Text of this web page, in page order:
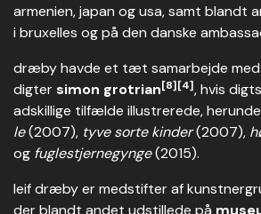
armenien, japan og usa, samt blandt
i bruxelles og på den danske
dræby havde et tæt samarbejde med
digtersimon grotrian[8][4], hvis
adskillige tilfælde illustrerede,
le(2007), tyve sorte kinder(2007),
og fuglestjernegynge(2015).
leif dræby er medstifter af
der blandt andet udstillede på